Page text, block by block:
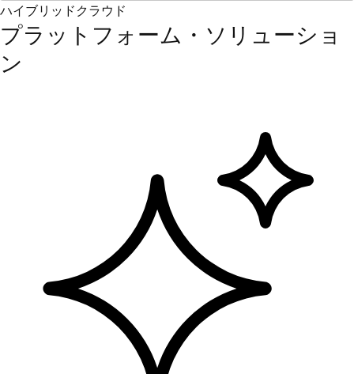
ハイブリッドクラウド
プラットフォーム・ソリューショ
ン